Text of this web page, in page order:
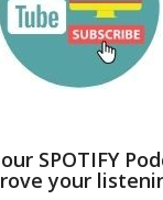
SPOTIFY
your